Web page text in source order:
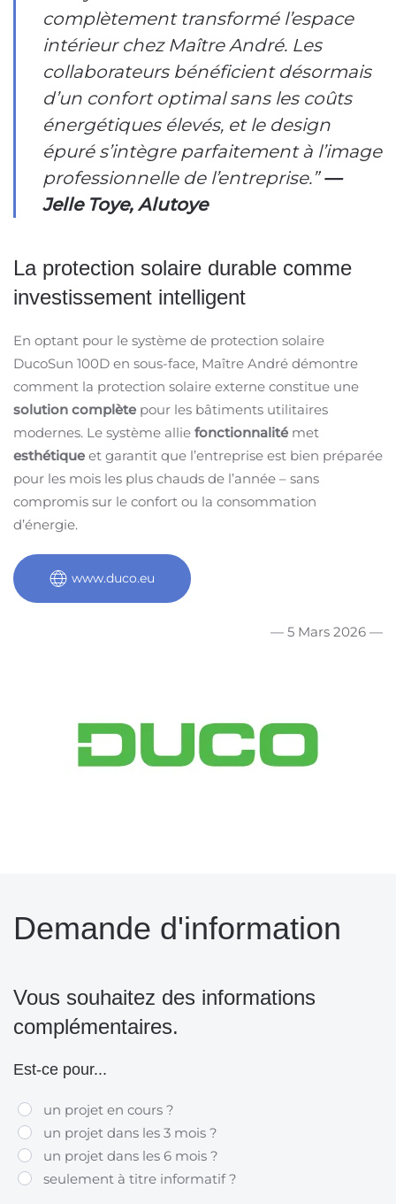
complètement transformé l’espace
intérieur chez Maître André. Les
collaborateurs bénéficient désormais
d’un confort optimal sans les coûts
énergétiques élevés, et le design
épuré s’intègre parfaitement à l’image
professionnelle de l’entreprise.”—
Jelle Toye, Alutoye
La protection solaire durable comme
investissement intelligent
En optant pour le système de protection solaire
DucoSun 100D en sous-face, Maître André démontre
comment la protection solaire externe constitue une
solution complète pour les bâtiments utilitaires
modernes. Le système allie fonctionnalité met
esthétique et garantit que l’entreprise est bien préparée
pour les mois les plus chauds de l’année – sans
compromis sur le confort ou la consommation
d’énergie.
www.duco.eu
— 5 Mars 2026 —
Demande d'information
Vous souhaitez des informations
complémentaires.
Est-ce pour...
un projet en cours ?
un projet dans les 3 mois ?
un projet dans les 6 mois ?
seulement à titre informatif ?